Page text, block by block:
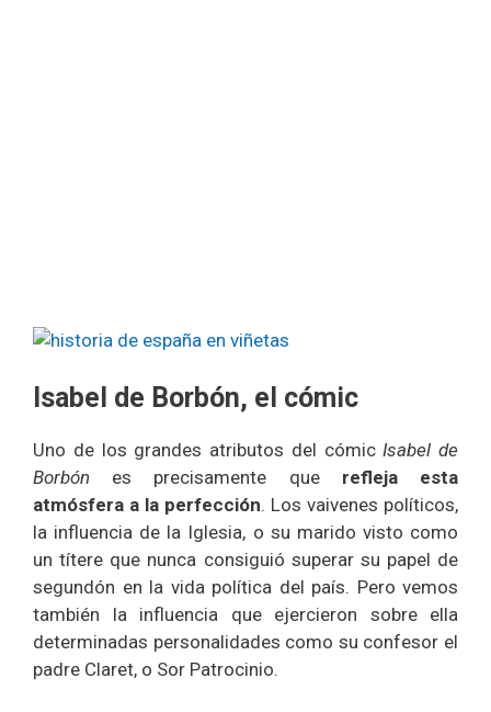
Isabel de Borbón, el cómic
Uno de los grandes atributos del cómicIsabel de
Borbón es precisamente que refleja esta
atmósfera a la perfección. Los vaivenes políticos,
la influencia de la Iglesia, o su marido visto como
un títere que nunca consiguió superar su papel de
segundón en la vida política del país. Pero vemos
también la influencia que ejercieron sobre ella
determinadas personalidades como su confesor el
padre Claret, o Sor Patrocinio.